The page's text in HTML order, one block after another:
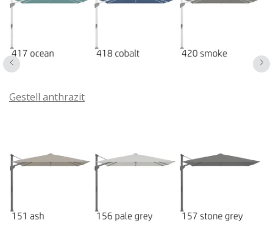
hervorragend für denprofessionellen Einsatzin der
Wer auf der Suche nach einem langlebigen,
ist, findet im Glatz Fortano eine überzeugende Lösung.
Komfort und stilvollen Sonnenschutz.
Produktkategorie dieses Modells
, eine komplette
Gestell anthrazit